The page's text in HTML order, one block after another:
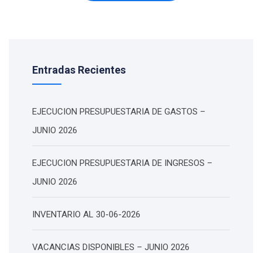
Entradas Recientes
EJECUCION PRESUPUESTARIA DE GASTOS –
JUNIO 2026
EJECUCION PRESUPUESTARIA DE INGRESOS –
JUNIO 2026
INVENTARIO AL 30-06-2026
VACANCIAS DISPONIBLES – JUNIO 2026